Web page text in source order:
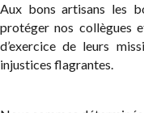
Aux bons artisans les
protéger nos collègues
d’exercice de leurs
injustices flagrantes.